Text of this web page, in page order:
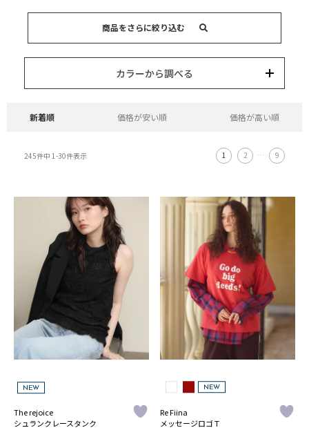
商品をさらに絞り込む
ブランド
カラーから調べる
価格が安い順 価格が高い順
新着順
245件中 1-30件表示 1 2 … 9
NEW
The rejoice
シュランクレースタンク
NEW
Re Fiina
メッセージロゴＴ